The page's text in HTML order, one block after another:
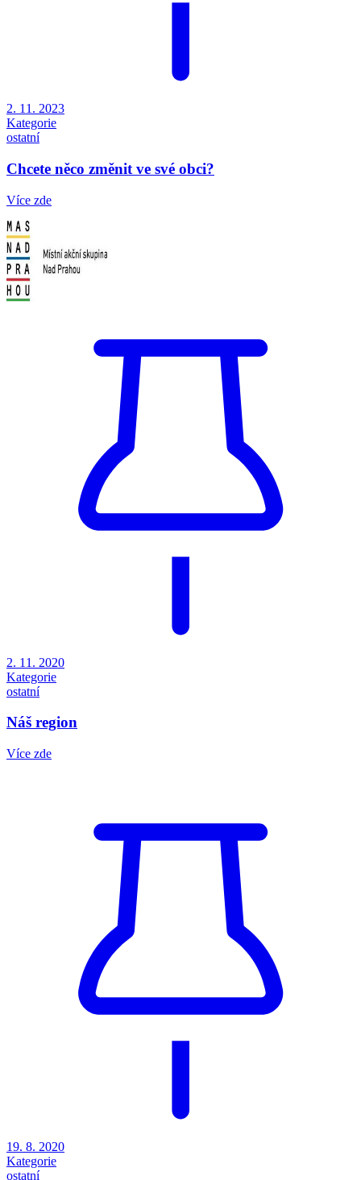
2. 11. 2023
Kategorie
ostatní
Chcete něco změnit ve své obci?
Více zde
2. 11. 2020
Kategorie
ostatní
Náš region
Více zde
19. 8. 2020
Kategorie
ostatní